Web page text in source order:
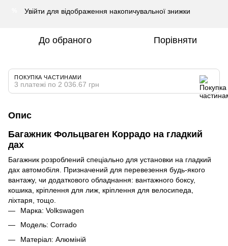
Увійти для відображення накопичувальної знижки
До обраного Порівняти
ПОКУПКА ЧАСТИНАМИ
3 платежі по 2 036.67 грн
Опис
Багажник Фольцваген Коррадо на гладкий
дах
Багажник розроблений спеціально для установки на гладкий
дах автомобіля. Призначений для перевезення будь-якого
вантажу, чи додаткового обладнання: вантажного боксу,
кошика, кріплення для лиж, кріплення для велосипеда,
ліхтаря, тощо.
Марка: Volkswagen
Модель: Corrado
Матеріал: Алюміній